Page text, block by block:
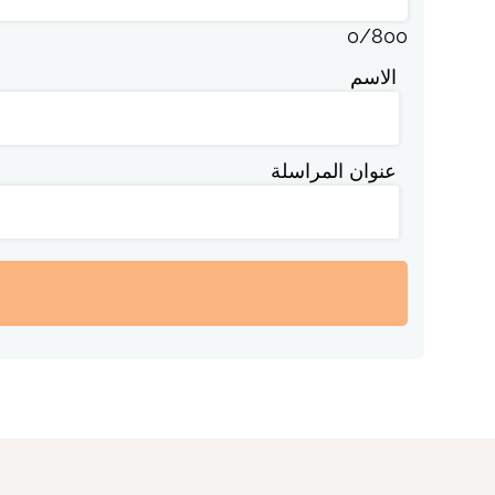
0/800
الاسم
عنوان المراسلة